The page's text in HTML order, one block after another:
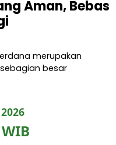
Aman, Bebas
merupakan
besar